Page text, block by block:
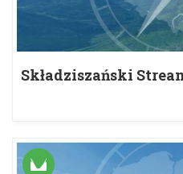
Składziszański